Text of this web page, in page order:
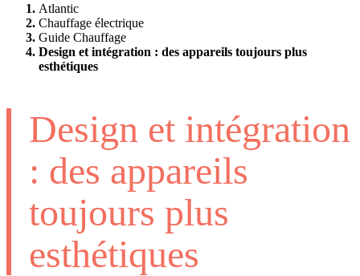
Atlantic
Chauffage électrique
Guide Chauffage
Design et intégration : des appareils toujours plus
esthétiques
Design et intégration
: des appareils
toujours plus
esthétiques